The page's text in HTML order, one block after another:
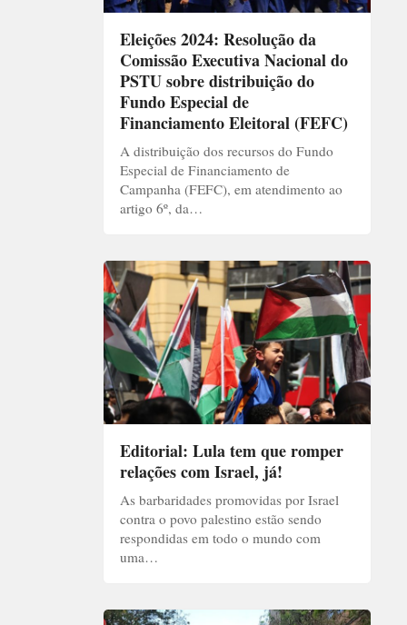
Eleições 2024: Resolução da
Comissão Executiva Nacional do
PSTU sobre distribuição do
Fundo Especial de
Financiamento Eleitoral (FEFC)
A distribuição dos recursos do Fundo
Especial de Financiamento de
Campanha (FEFC), em atendimento ao
artigo 6º, da…
Editorial: Lula tem que romper
relações com Israel, já!
As barbaridades promovidas por Israel
contra o povo palestino estão sendo
respondidas em todo o mundo com
uma…